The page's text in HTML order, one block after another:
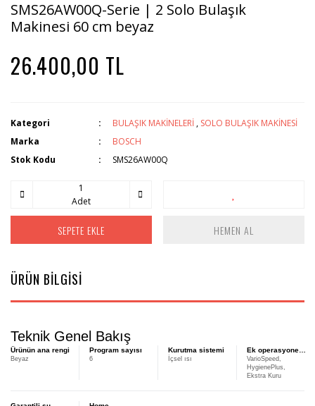
SMS26AW00Q-Serie | 2 Solo Bulaşık
Makinesi 60 cm beyaz
26.400,00 TL
Kategori BULAŞIK MAKİNELERİ , SOLO BULAŞIK MAKİNESİ
Marka
BOSCH
Stok Kodu
SMS26AW00Q
Adet
SEPETE EKLE HEMEN AL
ÜRÜN BİLGİSİ
Teknik Genel Bakış
Ürünün ana rengi
Beyaz
Program sayısı
6
Kurutma sistemi
İçsel ısı
Ek operasyonel
seçenekler
VarioSpeed,
HygienePlus,
Ekstra Kuru